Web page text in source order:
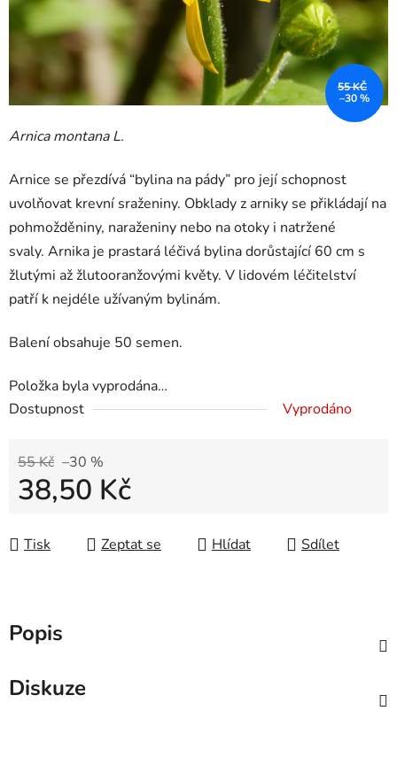
Arnica montana L.
Arnice se přezdívá “bylina na pády” pro její schopnost
uvolňovat krevní sraženiny. Obklady z arniky se přikládají na
pohmožděniny, naraženiny nebo na otoky i natržené
svaly. Arnika je prastará léčivá bylina dorůstající 60 cm s
žlutými až žlutooranžovými květy. V lidovém léčitelství
patří k nejdéle užívaným bylinám.
Balení obsahuje 50 semen.
Položka byla vyprodána…
Dostupnost
Vyprodáno
55 Kč –30 %
38,50 Kč
Tisk
Zeptat se Hlídat Sdílet
55 KČ
–30 %
Popis
Diskuze